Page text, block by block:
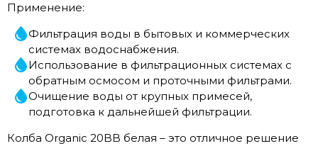
Применение:
Фильтрация воды в бытовых и коммерческих
системах водоснабжения.
Использование в фильтрационных системах с
обратным осмосом и проточными фильтрами.
Очищение воды от крупных примесей,
подготовка к дальнейшей фильтрации.
Колба Organic 20BB белая – это отличное решение